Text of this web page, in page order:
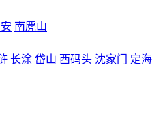
南麂山
长涂 岱山 西码头 沈家门
定海